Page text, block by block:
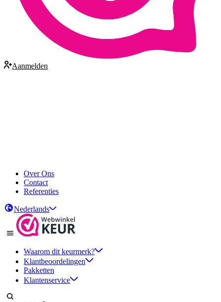
Aanmelden
Over Ons
Contact
Referenties
Nederlands
Waarom dit keurmerk?
Klantbeoordelingen
Pakketten
Klantenservice